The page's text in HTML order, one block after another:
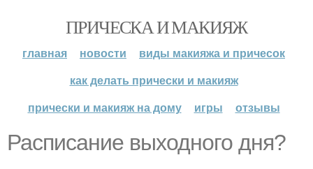
ПРИЧЕСКА И МАКИЯЖ
главная новости
виды макияжа и причесок
как делать прически и макияж
прически и макияж на дому
игры отзывы
Расписание выходного дня?